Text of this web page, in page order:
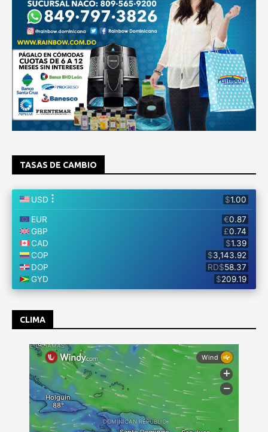
TASAS DE CAMBIO
CLIMA